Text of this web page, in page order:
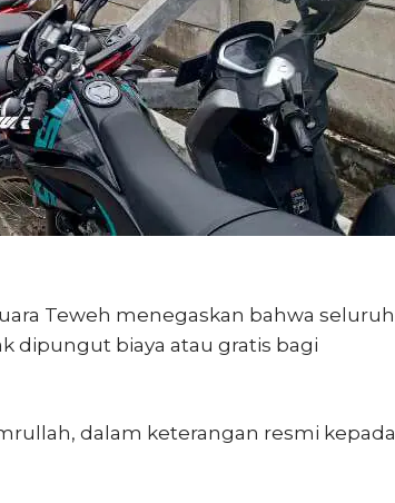
Teweh menegaskan bahwa seluruh
dipungut biaya atau gratis bagi
dalam keterangan resmi kepada